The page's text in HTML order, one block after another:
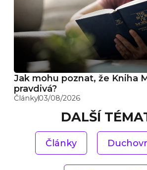
Jak mohu poznat, že Kniha
pravdivá?
Články03/08/2026
DALŠÍ
Články